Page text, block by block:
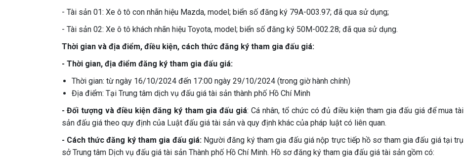
- Tài sản 01: Xe ô tô con nhãn hiệu Mazda, model; biển số đăng ký 79A-003.97; đã qua sử dụng;
- Tài sản 02: Xe ô tô khách nhãn hiệu Toyota, model; biển số đăng ký 50M-002.28; đã qua sử dụng.
Thời gian và địa điểm, điều kiện, cách thức đăng ký tham gia đấu giá:
- Thời gian, địa điểm đăng ký tham gia đấu giá:
Thời gian: từ ngày 16/10/2024 đến 17:00 ngày 29/10/2024 (trong giờ hành chính)
Địa điểm: Tại Trung tâm dịch vụ đấu giá tài sản thành phố Hồ Chí Minh
- Đối tượng và điều kiện đăng ký tham gia đấu giá: Cá nhân, tổ chức có đủ điều kiện tham gia đấu giá để mua tài
sản đấu giá theo quy định của Luật đấu giá tài sản và quy định khác của pháp luật có liên quan.
- Cách thức đăng ký tham gia đấu giá:Người đăng ký tham gia đấu giá nộp trực tiếp hồ sơ tham gia đấu giá tại trụ
sở Trung tâm Dịch vụ đấu giá tài sản Thành phố Hồ Chí Minh. Hồ sơ đăng ký tham gia đấu giá tài sản gồm có: